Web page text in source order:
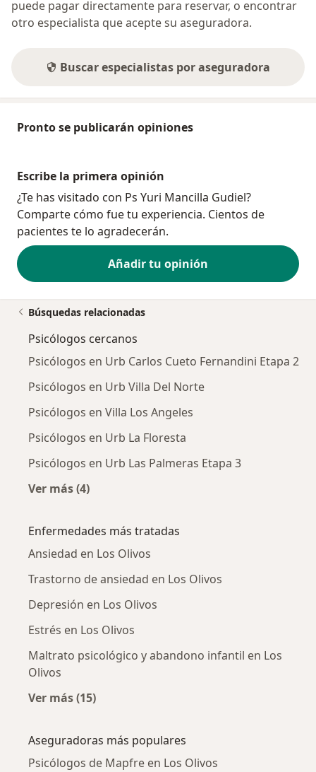
puede pagar directamente para reservar, o encontrar
otro especialista que acepte su aseguradora.
Buscar especialistas por aseguradora
Pronto se publicarán opiniones
Escribe la primera opinión
¿Te has visitado con Ps Yuri Mancilla Gudiel?
Comparte cómo fue tu experiencia. Cientos de
pacientes te lo agradecerán.
Añadir tu opinión
Búsquedas relacionadas
Psicólogos cercanos
Psicólogos en Urb Carlos Cueto Fernandini Etapa 2
Psicólogos en Urb Villa Del Norte
Psicólogos en Villa Los Angeles
Psicólogos en Urb La Floresta
Psicólogos en Urb Las Palmeras Etapa 3
Ver más (4)
Enfermedades más tratadas
Ansiedad en Los Olivos
Trastorno de ansiedad en Los Olivos
Depresión en Los Olivos
Estrés en Los Olivos
Maltrato psicológico y abandono infantil en Los
Olivos
Ver más (15)
Aseguradoras más populares
Psicólogos de Mapfre en Los Olivos